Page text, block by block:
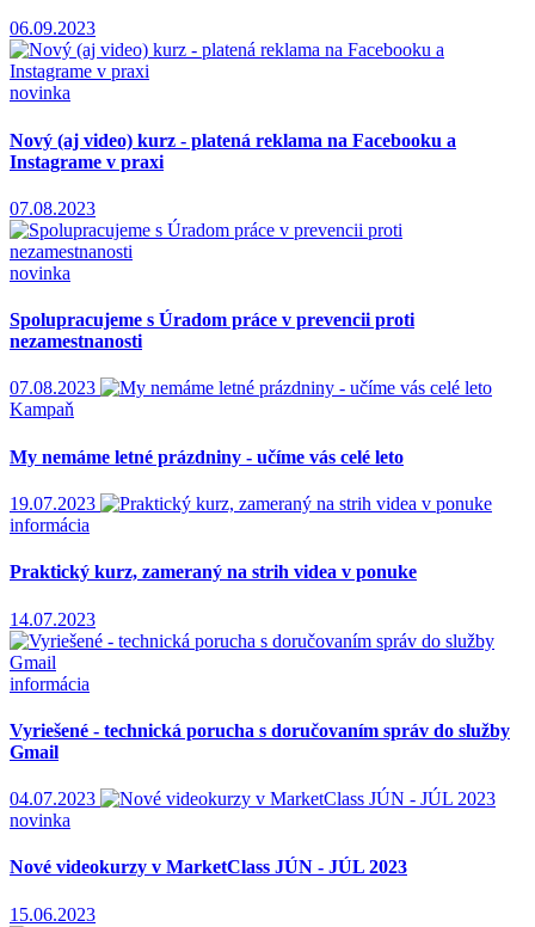
06.09.2023
novinka
Nový (aj video) kurz - platená reklama na Facebooku a
Instagrame v praxi
07.08.2023
novinka
Spolupracujeme s Úradom práce v prevencii proti
nezamestnanosti
07.08.2023
Kampaň
My nemáme letné prázdniny - učíme vás celé leto
19.07.2023
informácia
Praktický kurz, zameraný na strih videa v ponuke
14.07.2023
informácia
Vyriešené - technická porucha s doručovaním správ do služby
Gmail
04.07.2023
novinka
Nové videokurzy v MarketClass JÚN - JÚL 2023
15.06.2023